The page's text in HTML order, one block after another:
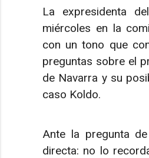
La expresidenta
miércoles en la
con un tono que
preguntas sobre el
de Navarra y su
caso Koldo.
Ante la pregunta
directa: no lo